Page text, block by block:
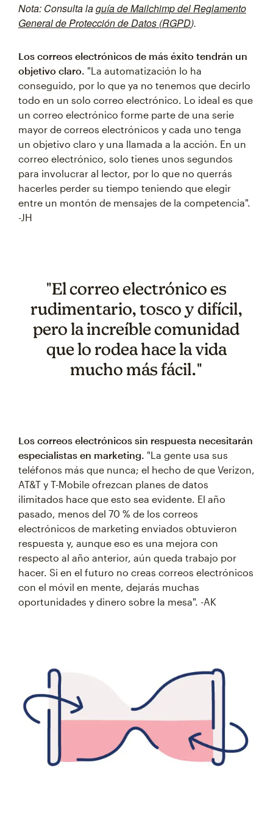
Nota: Consulta laguía de Mailchimp del Reglamento
General de Protección de Datos (RGPD).
Los correos electrónicos de más éxito tendrán un
objetivo claro. "La automatización lo ha
conseguido, por lo que ya no tenemos que decirlo
todo en un solo correo electrónico. Lo ideal es que
un correo electrónico forme parte de una serie
mayor de correos electrónicos y cada uno tenga
un objetivo claro y una llamada a la acción. En un
correo electrónico, solo tienes unos segundos
para involucrar al lector, por lo que no querrás
hacerles perder su tiempo teniendo que elegir
entre un montón de mensajes de la competencia".
-JH
"El correo electrónico es
rudimentario, tosco y difícil,
pero la increíble comunidad
que lo rodea hace la vida
mucho más fácil."
Los correos electrónicos sin respuesta necesitarán
especialistas en marketing. "La gente usa sus
teléfonos más que nunca; el hecho de que Verizon,
AT&T y T-Mobile ofrezcan planes de datos
ilimitados hace que esto sea evidente. El año
pasado, menos del 70 % de los correos
electrónicos de marketing enviados obtuvieron
respuesta y, aunque eso es una mejora con
respecto al año anterior, aún queda trabajo por
hacer. Si en el futuro no creas correos electrónicos
con el móvil en mente, dejarás muchas
oportunidades y dinero sobre la mesa". -AK